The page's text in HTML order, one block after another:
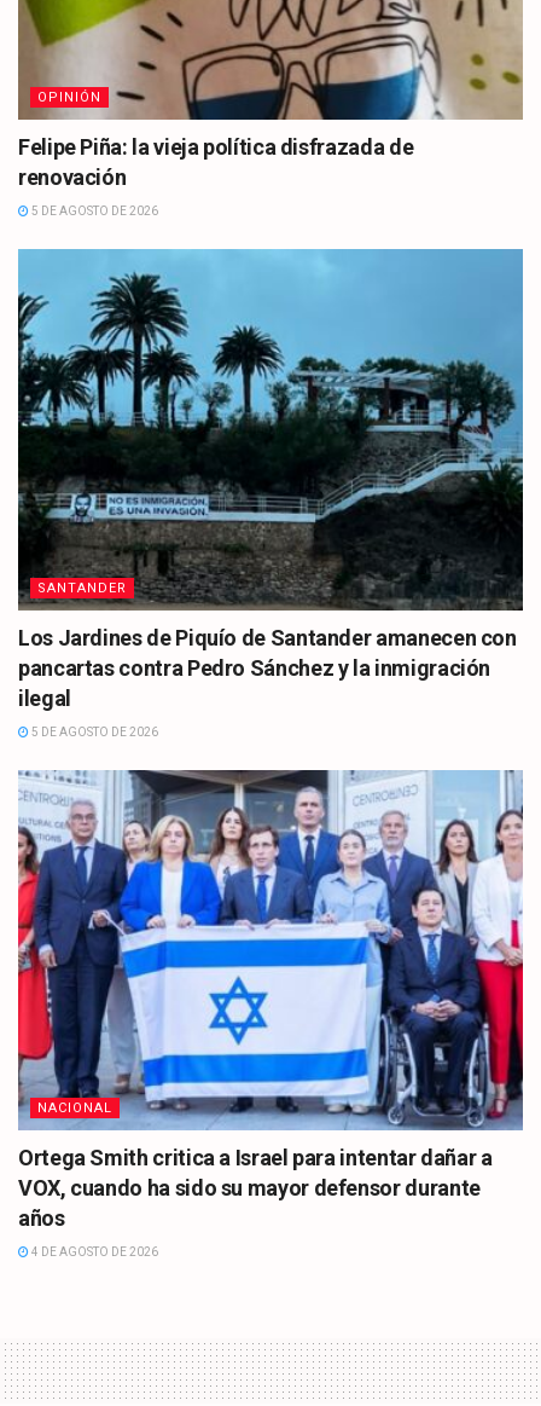
OPINIÓN
Felipe Piña: la vieja política disfrazada de
renovación
5 DE AGOSTO DE 2026
SANTANDER
Los Jardines de Piquío de Santander amanecen con
pancartas contra Pedro Sánchez y la inmigración
ilegal
5 DE AGOSTO DE 2026
NACIONAL
Ortega Smith critica a Israel para intentar dañar a
VOX, cuando ha sido su mayor defensor durante
años
4 DE AGOSTO DE 2026